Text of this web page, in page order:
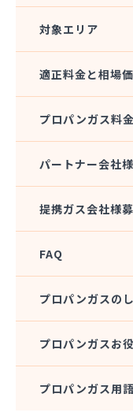
橋口商店
玉名LPガス保安
玉名プロパン販
玉名団地プロパン
熊本ガス開発株式
熊本クミアイプ
熊本クミアイプ
熊本県LPガス協
熊本石油株式
ション
熊本石油株式
熊本石油株式会
熊本石油株式会
熊本石油株式会
対象エリア
適正料金と相場
プロパンガス料
パートナー会社
提携ガス会社様
FAQ
プロパンガスの
プロパンガスお
プロパンガス用